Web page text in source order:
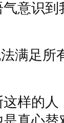
意识
满足所
样的